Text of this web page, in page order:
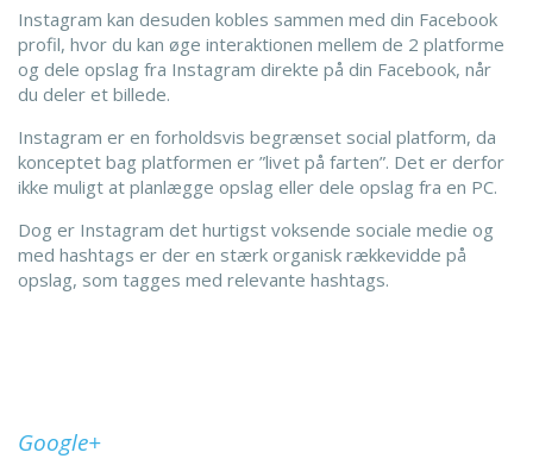
Instagram kan desuden kobles sammen med din Facebook
profil, hvor du kan øge interaktionen mellem de 2 platforme
og dele opslag fra Instagram direkte på din Facebook, når
du deler et billede.
Instagram er en forholdsvis begrænset social platform, da
konceptet bag platformen er ”livet på farten”. Det er derfor
ikke muligt at planlægge opslag eller dele opslag fra en PC.
Dog er Instagram det hurtigst voksende sociale medie og
med hashtags er der en stærk organisk rækkevidde på
opslag, som tagges med relevante hashtags.
Google+